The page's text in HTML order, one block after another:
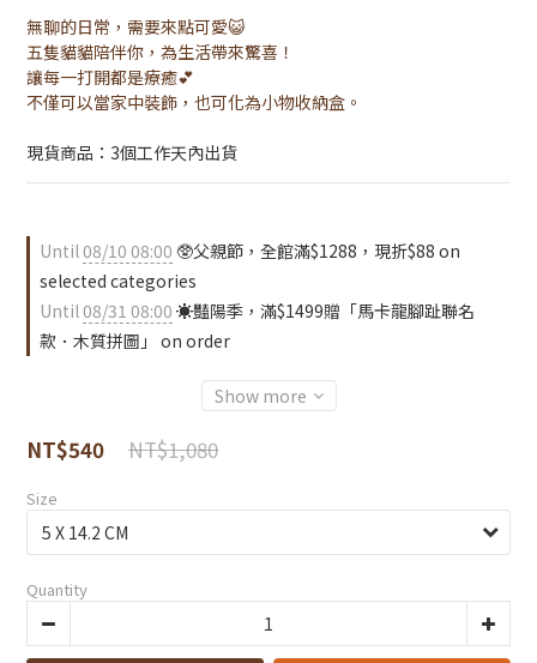
無聊的日常，需要來點可愛😺
五隻貓貓陪伴你，為生活帶來驚喜！
讓每一打開都是療癒💕
不僅可以當家中裝飾，也可化為小物收納盒。
現貨商品：3個工作天內出貨
Until08/10 08:00 🥸父親節，全館滿$1288，現折$88 on
selected categories
Until08/31 08:00 ☀️豔陽季，滿$1499贈「馬卡龍腳趾聯名
款．木質拼圖」 on order
Show more
NT$1,080
NT$540
Size
Quantity